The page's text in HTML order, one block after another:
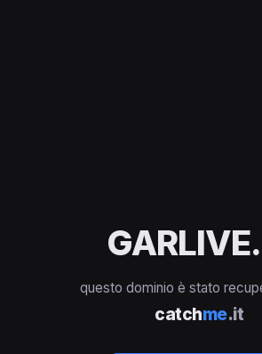
questo dominio è stato
catchme.it